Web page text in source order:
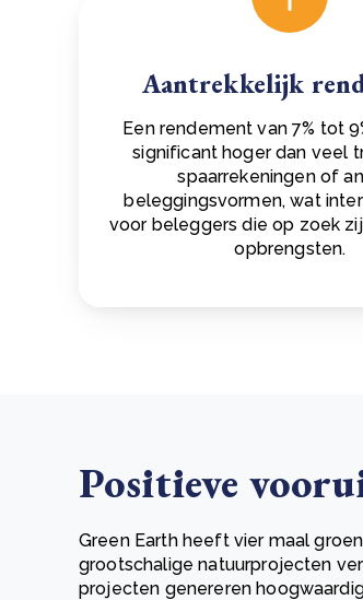
Aantrekkelijk
Een rendement van 7% tot
significant hoger dan veel
spaarrekeningen of
beleggingsvormen, wat
voor beleggers die op zoek
opbrengsten.
Positieve
Green Earth heeft vier maal
grootschalige natuurprojecten
projecten genereren